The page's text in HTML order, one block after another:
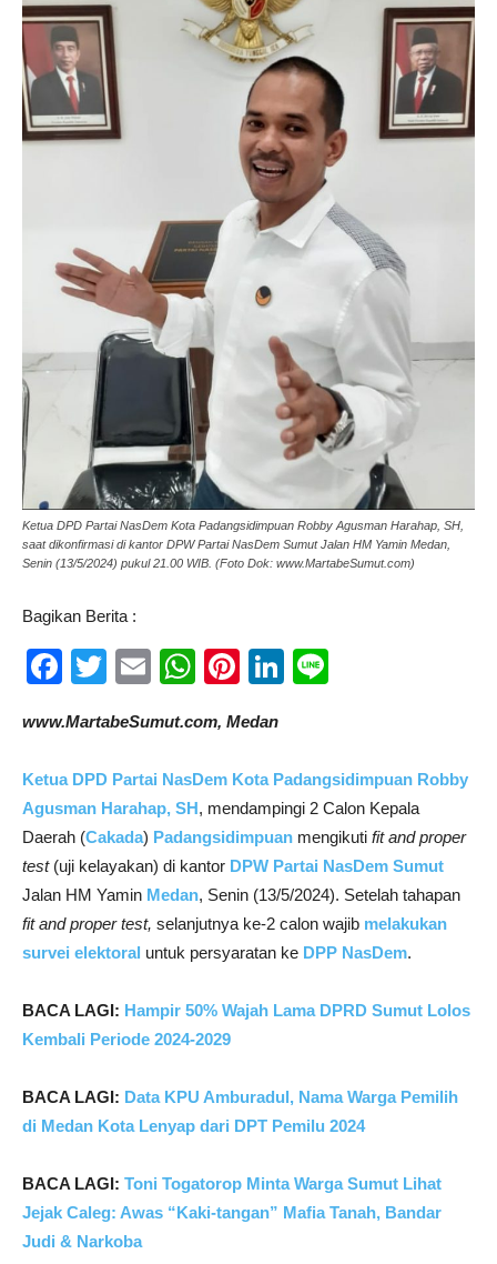
Ketua DPD Partai NasDem Kota Padangsidimpuan Robby Agusman Harahap, SH,
saat dikonfirmasi di kantor DPW Partai NasDem Sumut Jalan HM Yamin Medan,
Senin (13/5/2024) pukul 21.00 WIB. (Foto Dok: www.MartabeSumut.com)
Bagikan Berita :
Facebook
Twitter
EmailWhatsApp
Pinterest
LinkedIn
www.MartabeSumut.com, Medan
Ketua DPD Partai NasDem Kota Padangsidimpuan Robby
Agusman Harahap, SH, mendampingi 2 Calon Kepala
Daerah (Cakada) Padangsidimpuan mengikuti fit and proper
test(uji kelayakan) di kantor DPW Partai NasDem Sumut
Jalan HM Yamin Medan, Senin (13/5/2024). Setelah tahapan
fit and proper test, selanjutnya ke-2 calon wajib melakukan
survei elektoral untuk persyaratan ke DPP NasDem.
BACA LAGI: Hampir 50% Wajah Lama DPRD Sumut Lolos
Kembali Periode 2024-2029
BACA LAGI: Data KPU Amburadul, Nama Warga Pemilih
di Medan Kota Lenyap dari DPT Pemilu 2024
BACA LAGI: Toni Togatorop Minta Warga Sumut Lihat
Jejak Caleg: Awas “Kaki-tangan” Mafia Tanah, Bandar
Judi & Narkoba